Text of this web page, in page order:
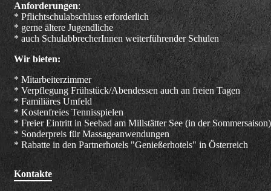
Anforderungen:
* Pflichtschulabschluss erforderlich
* gerne ältere Jugendliche
* auch SchulabbrecherInnen weiterführender Schulen
Wir bieten:
* Mitarbeiterzimmer
* Verpflegung Frühstück/Abendessen auch an freien Tagen
* Familiäres Umfeld
* Kostenfreies Tennisspielen
* Freier Eintritt in Seebad am Millstätter See (in der Sommersaison)
* Sonderpreis für Massageanwendungen
* Rabatte in den Partnerhotels "Genießerhotels" in Österreich
Kontakte